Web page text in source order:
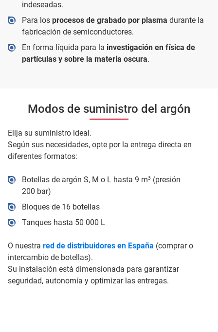
indeseadas.
Para los procesos de grabado por plasma durante la
fabricación de semiconductores.
En forma líquida para la investigación en física de
partículas y sobre la materia oscura.
Modos de suministro del argón
Elija su suministro ideal.
Según sus necesidades, opte por la entrega directa en
diferentes formatos:
Botellas de argón S, M o L hasta 9 m³ (presión
200 bar)
Bloques de 16 botellas
Tanques hasta 50 000 L
O nuestra red de distribuidores en España (comprar o
intercambio de botellas).
Su instalación está dimensionada para garantizar
seguridad, autonomía y optimizar las entregas.